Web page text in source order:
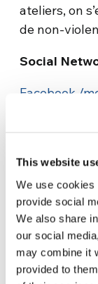
This website
We use cookies
provide social
We also share
our social
may combine it
provided to
ateliers, on
de non-
Social
Facebook /
Nouvelles
Comme les
Video
Pour